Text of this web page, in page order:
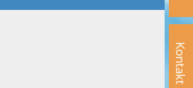
Kontakt